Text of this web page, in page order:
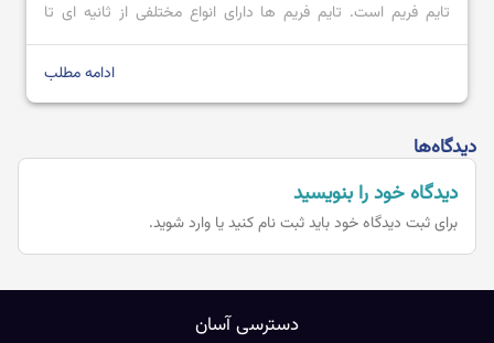
تایم فریم است. تایم فریم‌ ها دارای انواع مختلفی از ثانیه ای تا
ماهانه می باشند که هر کدام با توجه به نیاز معامله گر می تواند یک
ادامه مطلب
دیدگاه‌ها
دیدگاه خود را بنویسید
برای ثبت دیدگاه خود بایدثبت نام کنید یا وارد شوید.
دسترسی آسان